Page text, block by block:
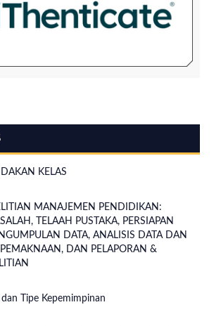
KELAS
MANAJEMEN PENDIDIKAN:
TELAAH PUSTAKA, PERSIAPAN
DATA, ANALISIS DATA DAN
DAN PELAPORAN &
Tipe Kepemimpinan